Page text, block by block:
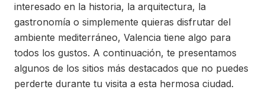
interesado en la historia, la arquitectura, la
gastronomía o simplemente quieras disfrutar del
ambiente mediterráneo, Valencia tiene algo para
todos los gustos. A continuación, te presentamos
algunos de los sitios más destacados que no puedes
perderte durante tu visita a esta hermosa ciudad.